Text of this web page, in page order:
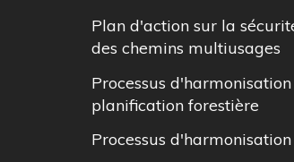
Plan d'action sur la
des chemins multiusages
Processus
planification forestière
Processus